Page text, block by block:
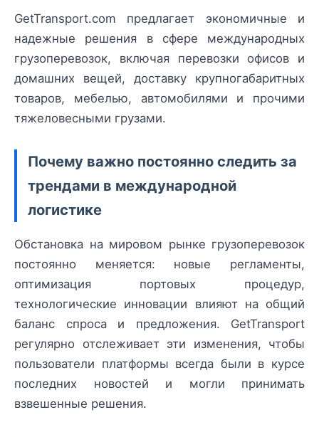
GetTransport.com предлагает экономичные и
надежные решения в сфере международных
грузоперевозок, включая перевозки офисов и
домашних вещей, доставку крупногабаритных
товаров, мебелью, автомобилями и прочими
тяжеловесными грузами.
Почему важно постоянно следить за
трендами в международной
логистике
Обстановка на мировом рынке грузоперевозок
постоянно меняется: новые регламенты,
оптимизация портовых процедур,
технологические инновации влияют на общий
баланс спроса и предложения. GetTransport
регулярно отслеживает эти изменения, чтобы
пользователи платформы всегда были в курсе
последних новостей и могли принимать
взвешенные решения.